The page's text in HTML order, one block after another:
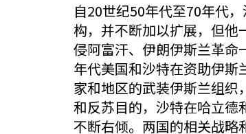
自20世纪50年代至70年代
构，并不断加以扩展，但他
侵阿富汗、伊朗伊斯兰革命
年代美国和沙特在资助伊
家和地区的武装伊斯兰组
和反苏目的，沙特在哈立德
不断右倾。两国的相关战略